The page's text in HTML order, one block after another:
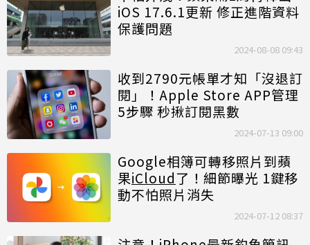
iOS 17.6.1更新 修正進階資料
保護問題
2024-08-08 09:43
收到2790元帳單才知「沒退訂
閱」！Apple Store APP管理
5步驟 秒揪訂閱黑數
2024-07-13 09:00
Google相簿可轉移照片到蘋
果iCloud了！細節曝光 1鍵移
動不怕照片消失
2024-07-12 08:37